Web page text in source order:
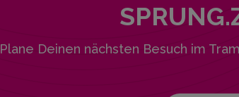
Plane Deinen nächsten Besuch im